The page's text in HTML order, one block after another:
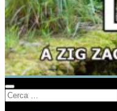
Ricerca
per: